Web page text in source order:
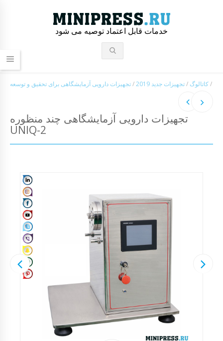
خدمات قابل اعتماد توصیه می شود
کاتالوگ /تجهیزات جدید 2019 /تجهیزات دارویی آزمایشگاهی برای تحقیق و توسعه /
تجهیزات دارویی آزمایشگاهی چند منظوره
UNIQ-2